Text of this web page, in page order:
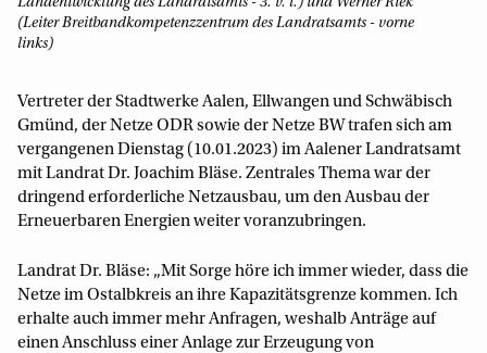
Landentwicklung des Landratsamts - 3. v. l.) und Werner Riek
(Leiter Breitbandkompetenzzentrum des Landratsamts - vorne
links)
Vertreter der Stadtwerke Aalen, Ellwangen und Schwäbisch
Gmünd, der Netze ODR sowie der Netze BW trafen sich am
vergangenen Dienstag (10.01.2023) im Aalener Landratsamt
mit Landrat Dr. Joachim Bläse. Zentrales Thema war der
dringend erforderliche Netzausbau, um den Ausbau der
Erneuerbaren Energien weiter voranzubringen.
Landrat Dr. Bläse: „Mit Sorge höre ich immer wieder, dass die
Netze im Ostalbkreis an ihre Kapazitätsgrenze kommen. Ich
erhalte auch immer mehr Anfragen, weshalb Anträge auf
einen Anschluss einer Anlage zur Erzeugung von